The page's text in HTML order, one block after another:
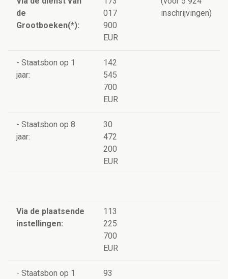
de
Grootboeken(*):
017
900
EUR
inschrijvingen)
- Staatsbon op 1
jaar:
142
545
700
EUR
- Staatsbon op 8
jaar:
30
472
200
EUR
Via de plaatsende
instellingen:
113
225
700
EUR
- Staatsbon op 1
93